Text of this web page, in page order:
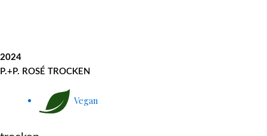
2024
P.+P. ROSÉ TROCKEN
Vegan